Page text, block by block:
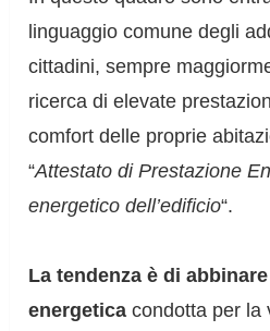
linguaggio comune degli
cittadini, sempre
ricerca di elevate
comfort delle proprie
“Attestato di Prestazione
energetico dell’edificio“.
La tendenza è di
energetica condotta per la